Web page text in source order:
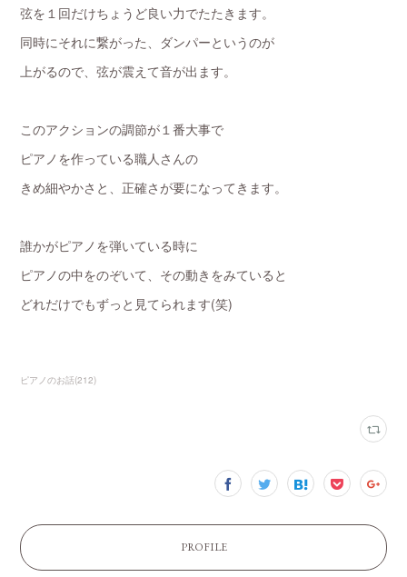
弦を１回だけちょうど良い力でたたきます。
同時にそれに繋がった、ダンパーというのが
上がるので、弦が震えて音が出ます。
このアクションの調節が１番大事で
ピアノを作っている職人さんの
きめ細やかさと、正確さが要になってきます。
誰かがピアノを弾いている時に
ピアノの中をのぞいて、その動きをみていると
どれだけでもずっと見てられます(笑)
ピアノのお話(212)
PROFILE